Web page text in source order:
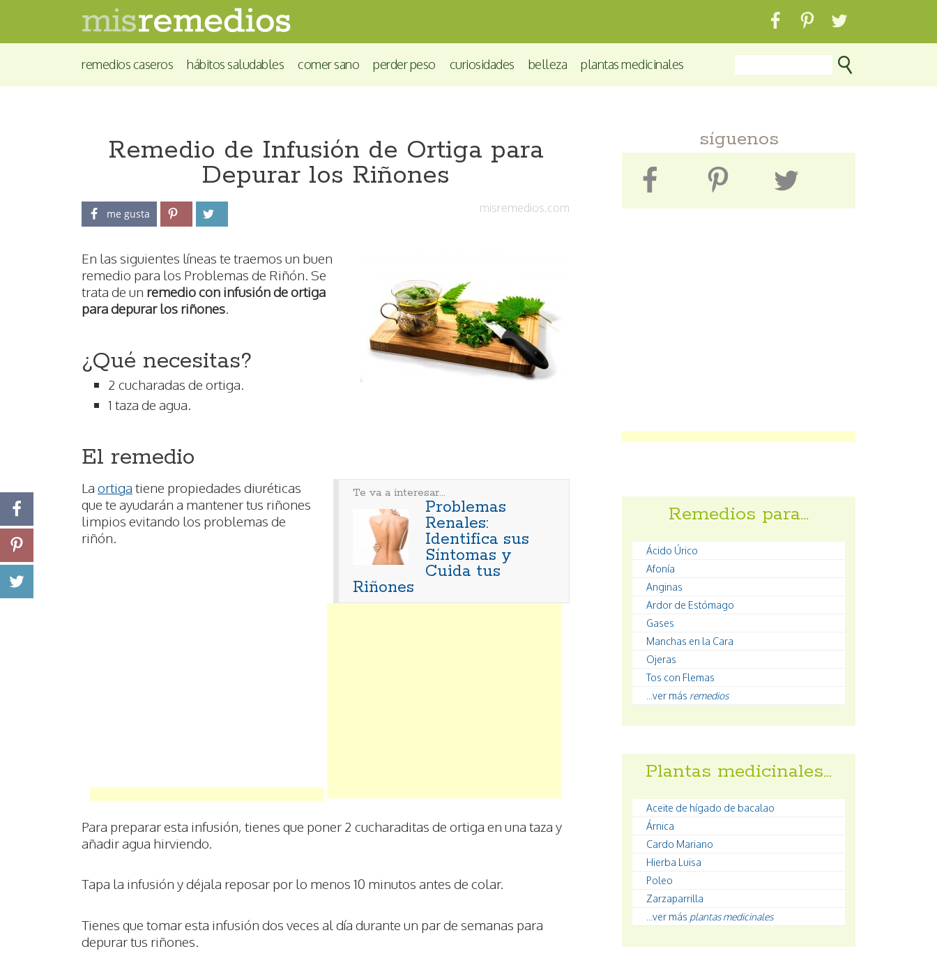
remedios caseros hábitos saludables comer sano perder peso curiosidades belleza plantas medicinales
Remedio de Infusión de Ortiga para
Depurar los Riñones
misremedios.com
me gusta
En las siguientes líneas te traemos un buen
remedio para los Problemas de Riñón. Se
trata de un remedio con infusión de ortiga
para depurar los riñones.
¿Qué necesitas?
2 cucharadas de ortiga.
1 taza de agua.
El remedio
Te va a interesar...
Problemas
Renales:
Identifica sus
Síntomas y
Cuida tus
Riñones
La ortiga tiene propiedades diuréticas
que te ayudarán a mantener tus riñones
limpios evitando los problemas de
riñón.
Para preparar esta infusión, tienes que poner 2 cucharaditas de ortiga en una taza y
añadir agua hirviendo.
Tapa la infusión y déjala reposar por lo menos 10 minutos antes de colar.
Tienes que tomar esta infusión dos veces al día durante un par de semanas para
depurar tus riñones.
síguenos
Remedios para…
Ácido Úrico
Afonía
Anginas
Ardor de Estómago
Gases
Manchas en la Cara
Ojeras
Tos con Flemas
...ver más remedios
Plantas medicinales…
Aceite de hígado de bacalao
Árnica
Cardo Mariano
Hierba Luisa
Poleo
Zarzaparrilla
...ver más plantas medicinales